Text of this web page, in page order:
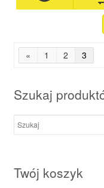
« 1 2 3
Szukaj
Twój koszyk